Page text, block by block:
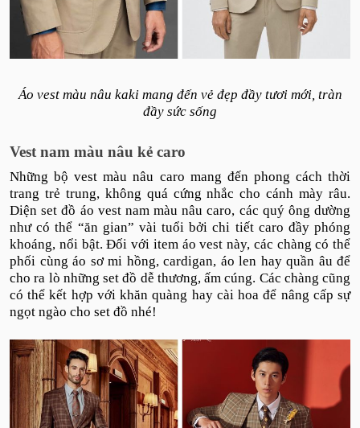
Áo vest màu nâu kaki mang đến vẻ đẹp đầy tươi mới, tràn
đầy sức sống
Vest nam màu nâu kẻ caro
Những bộ vest màu nâu caro mang đến phong cách thời
trang trẻ trung, không quá cứng nhắc cho cánh mày râu.
Diện set đồ áo vest nam màu nâu caro, các quý ông dường
như có thể “ăn gian” vài tuổi bởi chi tiết caro đầy phóng
khoáng, nổi bật. Đối với item áo vest này, các chàng có thể
phối cùng áo sơ mi hồng, cardigan, áo len hay quần âu để
cho ra lò những set đồ dễ thương, ấm cúng. Các chàng cũng
có thể kết hợp với khăn quàng hay cài hoa để nâng cấp sự
ngọt ngào cho set đồ nhé!